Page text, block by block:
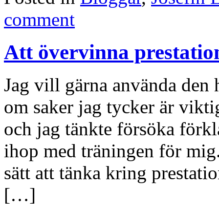
comment
Att övervinna
Jag vill gärna använda
om saker jag tycker är
och jag tänkte försöka
ihop med träningen för
sätt att tänka kring
[…]